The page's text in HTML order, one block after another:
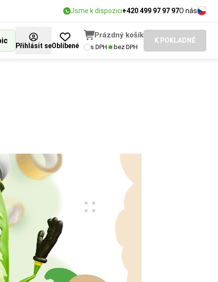
Jsme k dispozici+420 499 97 97 97O nás
Přihlásit seOblíbené
Prázdný košík
s DPH bez DPH
K POKLADNĚ